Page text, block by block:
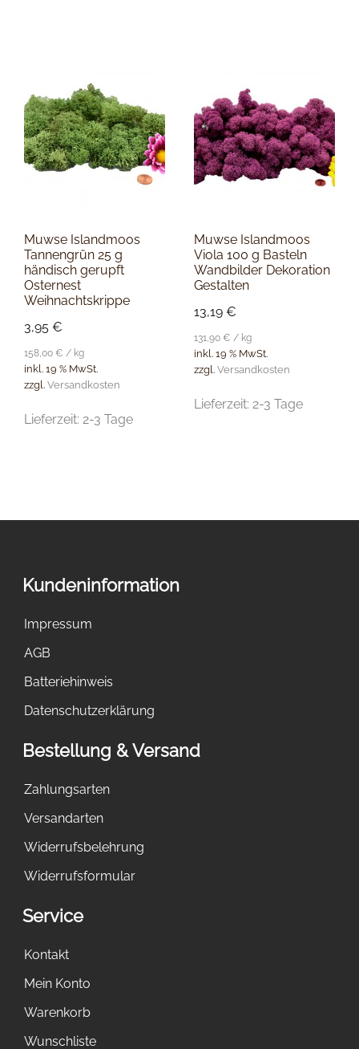
Muwse Islandmoos
Tannengrün 25 g
händisch gerupft
Osternest
Weihnachtskrippe
3,95 €
158,00 € / kg
inkl. 19 % MwSt.
zzgl. Versandkosten
Lieferzeit: 2-3 Tage
Muwse Islandmoos
Viola 100 g Basteln
Wandbilder Dekoration
Gestalten
13,19€
131,90€ / kg
inkl. 19 % MwSt.
zzgl.Versandkosten
Lieferzeit: 2-3 Tage
Kundeninformation
Impressum
AGB
Batteriehinweis
Datenschutzerklärung
Bestellung & Versand
Zahlungsarten
Versandarten
Widerrufsbelehrung
Widerrufsformular
Service
Kontakt
Mein Konto
Warenkorb
Wunschliste